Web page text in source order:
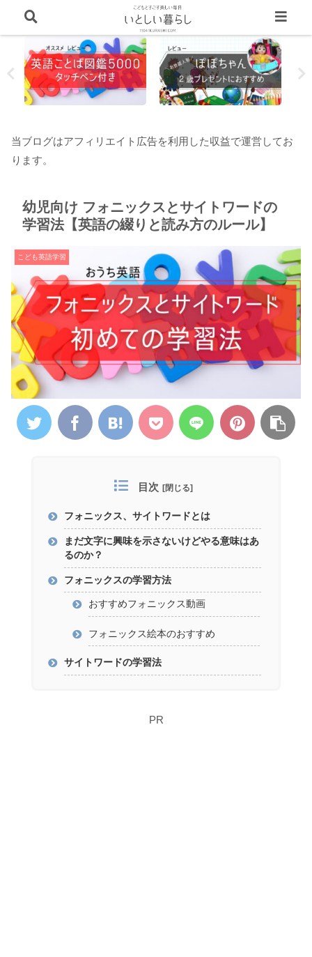
当ブログはアフィリエイト広告を利用した収益で運営してお
ります。
幼児向け フォニックスとサイトワードの
学習法【英語の綴りと読み方のルール】
こども英語学習
目次
フォニックス、サイトワードとは
まだ文字に興味を示さないけどやる意味はあ
るのか？
フォニックスの学習方法
おすすめフォニックス動画
フォニックス絵本のおすすめ
サイトワードの学習法
PR